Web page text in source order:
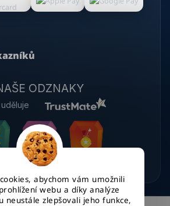
abychom vám umožnili
webu a díky analýze
neustále zlepšovali jeho funkce,
ODZNAKY